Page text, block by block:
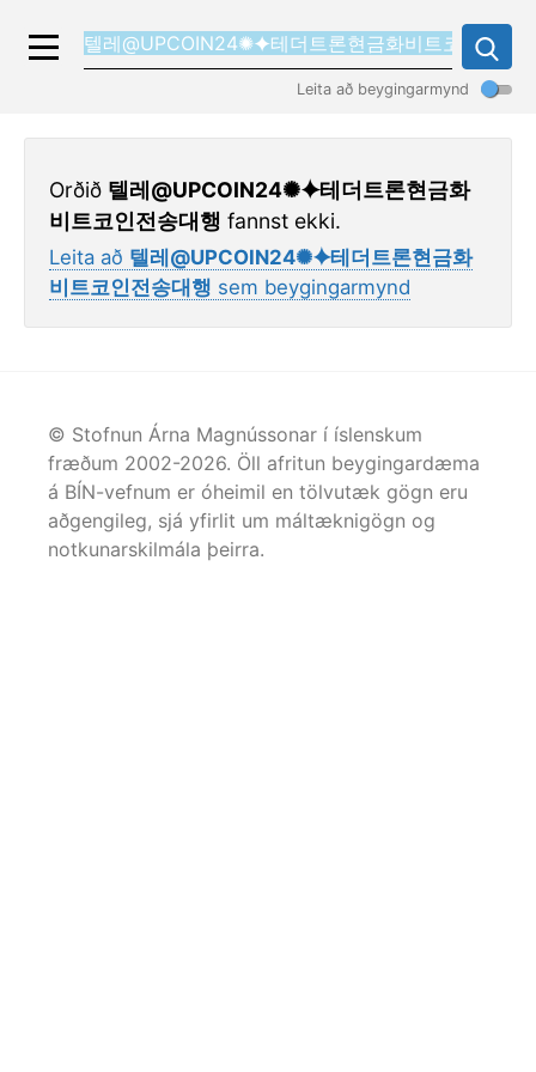
Leita að beygingarmynd
Orðið 텔레@UPCOIN24✺⯌테더트론현금화
비트코인전송대행 fannst ekki.
Leita að 텔레@UPCOIN24✺⯌테더트론현금화
비트코인전송대행 sem beygingarmynd
© Stofnun Árna Magnússonar í íslenskum
fræðum 2002-2026. Öll afritun beygingardæma
á BÍN-vefnum er óheimil en tölvutæk gögn eru
aðgengileg, sjá yfirlit um máltæknigögn og
notkunarskilmála þeirra.